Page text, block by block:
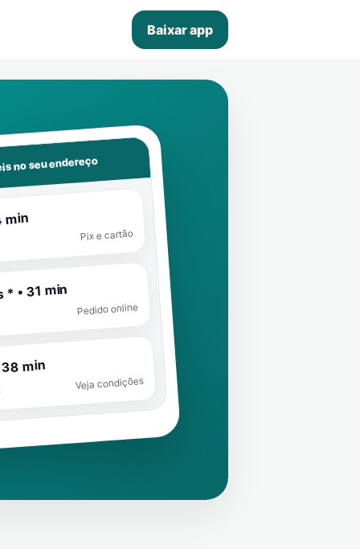
Baixar app
no seu endereço
min
Pix e cartão
• 31 min
Pedido online
min
Veja condições